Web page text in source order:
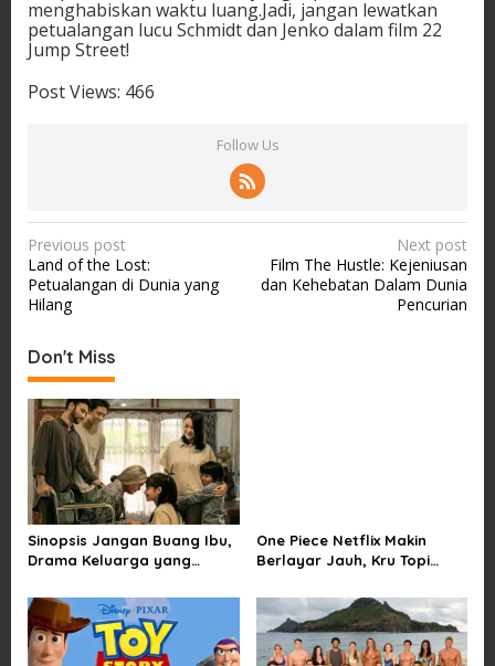
menghabiskan waktu luang.Jadi, jangan lewatkan
petualangan lucu Schmidt dan Jenko dalam film 22
Jump Street!
Post Views: 466
Follow Us
P
o
s
n
a
v
i
g
a
t
o
n
Previous post
Land of the Lost:
Petualangan di Dunia yang
Hilang
Next post
Film The Hustle: Kejeniusan
dan Kehebatan Dalam Dunia
Pencurian
Don't Miss
Sinopsis Jangan Buang Ibu,
Drama Keluarga yang
Sayang dan Bakti kepada
Orang Tua
One Piece Netflix Makin
Berlayar Jauh, Kru Topi